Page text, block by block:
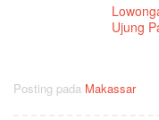
Ujung
Posting pada Makassar